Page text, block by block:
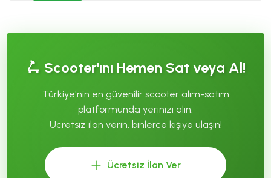
🛴 Scooter'ını Hemen Sat veya Al!
Türkiye'nin en güvenilir scooter alım-satım
platformunda yerinizi alın.
Ücretsiz ilan verin, binlerce kişiye ulaşın!
Ücretsiz İlan Ver